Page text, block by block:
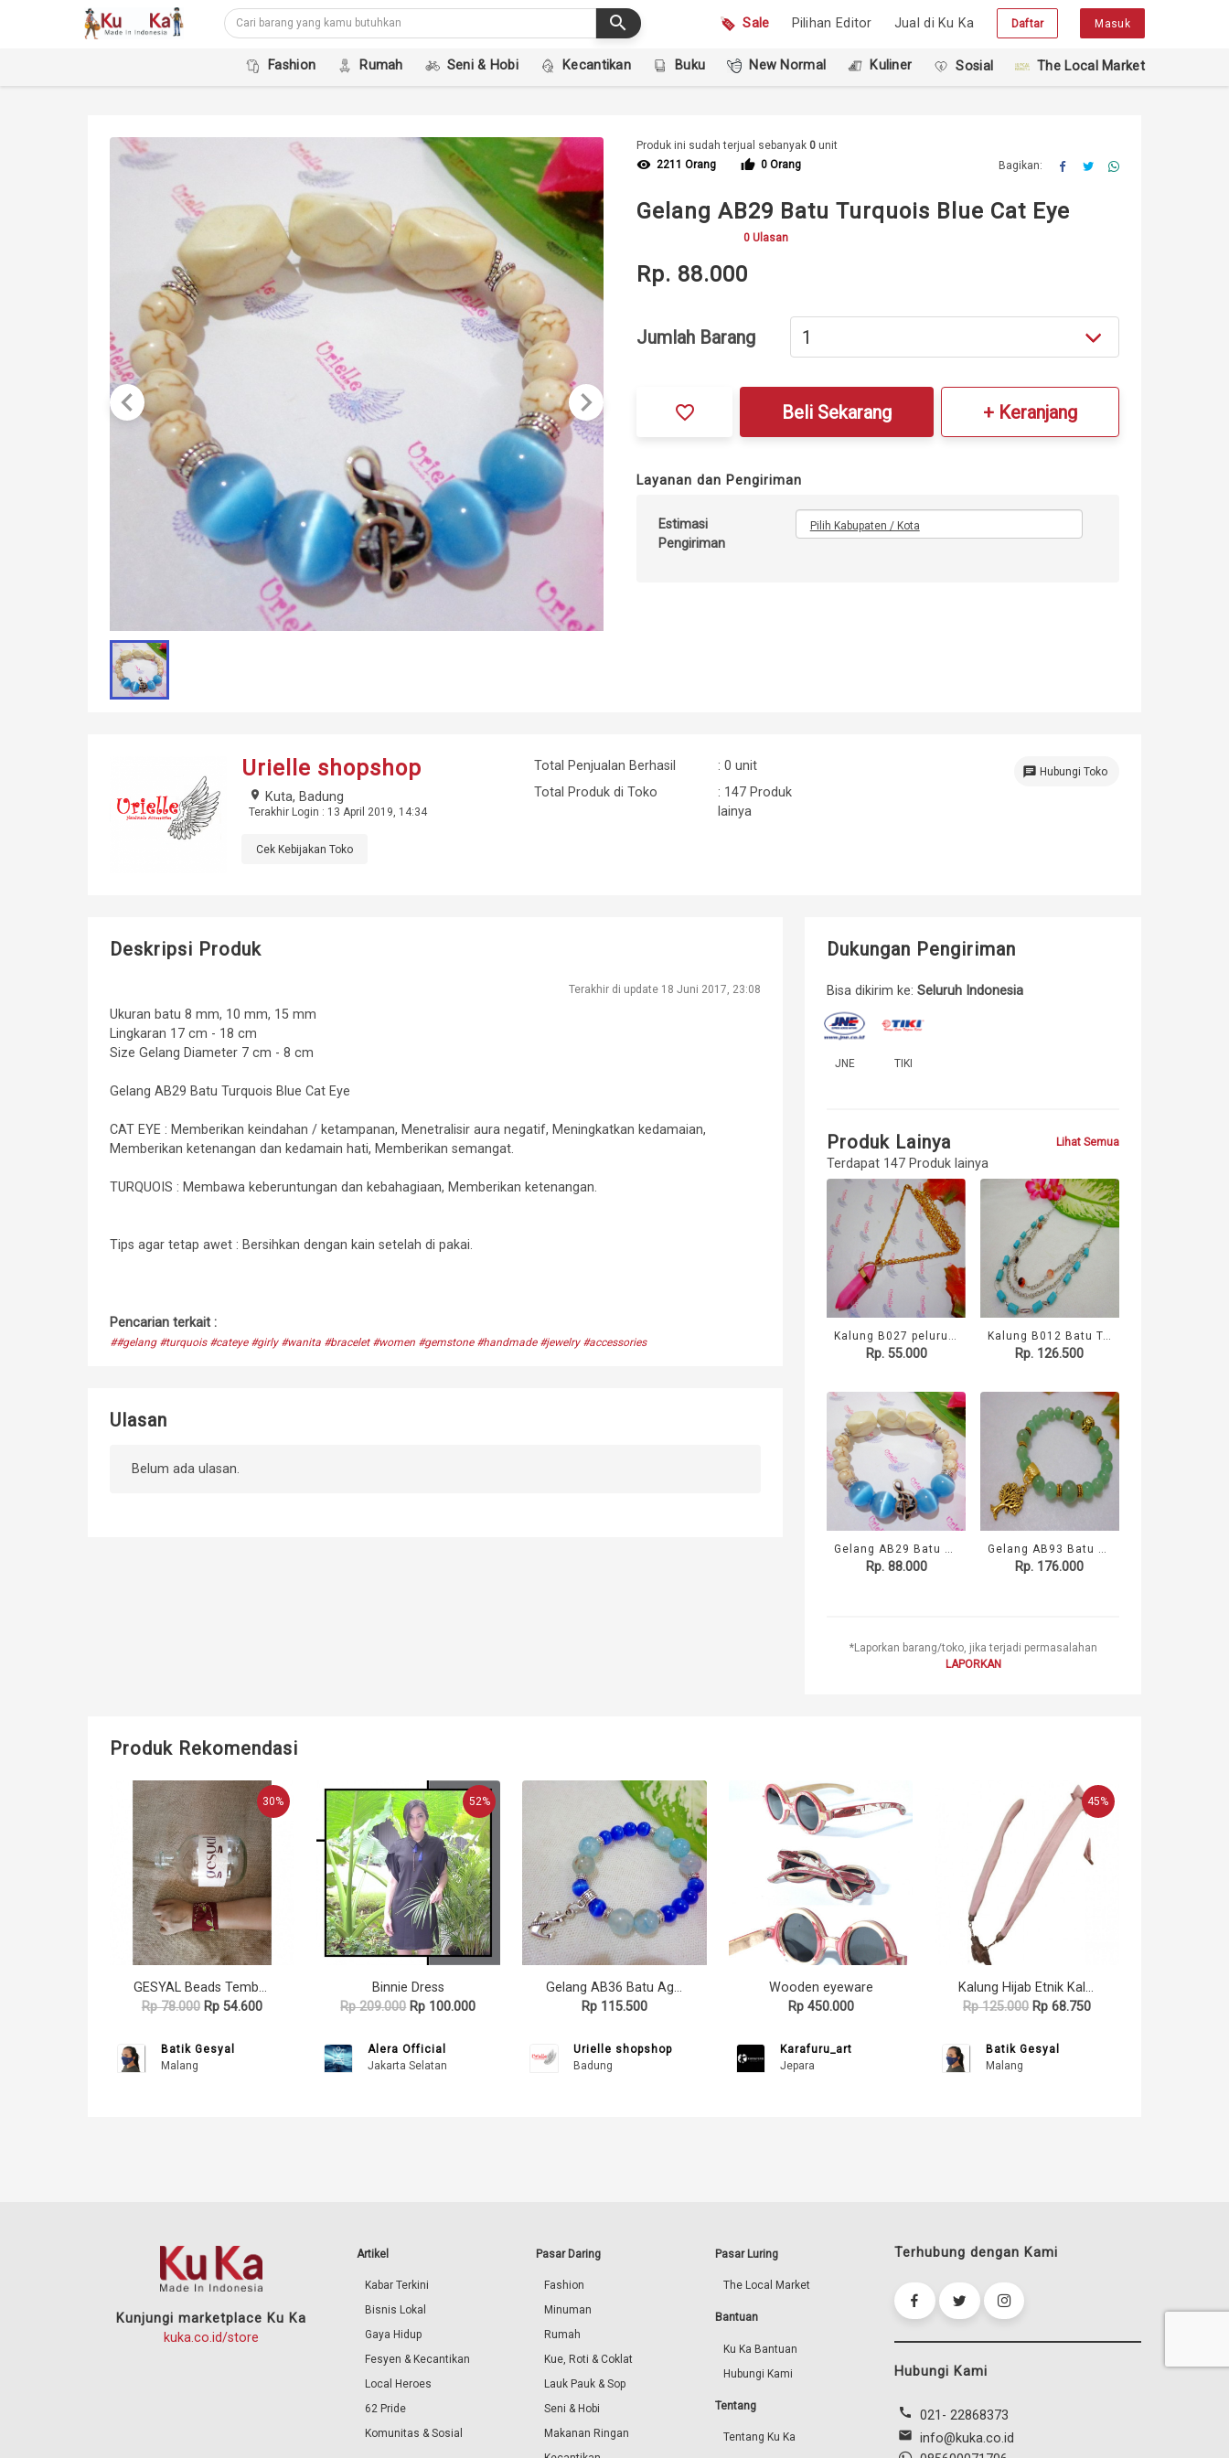
search Sale Pilihan Editor Jual di Ku Ka Daftar Masuk
Fashion Rumah Seni & Hobi Kecantikan Buku New Normal Kuliner Sosial The Local Market
keyboard_arrow_left keyboard_arrow_right
Produk ini sudah terjual sebanyak 0 unit
visibility 2211 Orang thumb_up 0 Orang Bagikan:
Gelang AB29 Batu Turquois Blue Cat Eye
0 Ulasan
Rp. 88.000
Jumlah Barang
favorite_border Beli Sekarang + Keranjang
Layanan dan Pengiriman
Estimasi
Pengiriman
Pilih Kabupaten / Kota
Urielle shopshop
place Kuta, Badung
Terakhir Login : 13 April 2019, 14:34
Cek Kebijakan Toko
Total Penjualan Berhasil
: 0 unit
Total Produk di Toko
: 147 Produk
lainya
chat Hubungi Toko
Deskripsi Produk
Terakhir di update 18 Juni 2017, 23:08
Ukuran batu 8 mm, 10 mm, 15 mm
Lingkaran 17 cm - 18 cm
Size Gelang Diameter 7 cm - 8 cm
Gelang AB29 Batu Turquois Blue Cat Eye
CAT EYE : Memberikan keindahan / ketampanan, Menetralisir aura negatif, Meningkatkan kedamaian,
Memberikan ketenangan dan kedamain hati, Memberikan semangat.
TURQUOIS : Membawa keberuntungan dan kebahagiaan, Memberikan ketenangan.
Tips agar tetap awet : Bersihkan dengan kain setelah di pakai.
Pencarian terkait :
##gelang #turquois #cateye #girly #wanita #bracelet #women #gemstone #handmade #jewelry #accessories
Ulasan
Belum ada ulasan.
Dukungan Pengiriman
Bisa dikirim ke:Seluruh Indonesia
JNE TIKI
Produk Lainya
Terdapat 147 Produk lainya
Lihat Semua
Kalung B027 peluru batu agate Pink
Rp. 55.000
Kalung B012 Batu Turquois & Batu Agate Rkp3
Rp. 126.500
Gelang AB29 Batu Turquois Blue Cat Eye
Rp. 88.000
Gelang AB93 Batu Nephrite App Tree Of Life
Rp. 176.000
*Laporkan barang/toko, jika terjadi permasalahan
LAPORKAN
Produk Rekomendasi
30%
GESYAL Beads Tembaga Box Gelang Batik - Dark Maroon
Rp 78.000Rp 54.600
Batik Gesyal
Malang
52%
Binnie Dress
Rp 209.000Rp 100.000
Alera Official
Jakarta Selatan
Gelang AB36 Batu Agate & Cat Eye Biru App Anchor
Rp 115.500
Urielle shopshop
Badung
Wooden eyeware
Rp 450.000
Karafuru_art
Jepara
45%
Kalung Hijab Etnik Kalung Tali Gamelan Kenong Kayu Kalung Syal Linen Pink 228 GESYAL
Rp 125.000 Rp 68.750
Batik Gesyal
Malang
Kunjungi marketplace Ku Ka
kuka.co.id/store
Artikel
Kabar Terkini
Bisnis Lokal
Gaya Hidup
Fesyen & Kecantikan
Local Heroes
62 Pride
Komunitas & Sosial
Pasar Daring
Fashion
Minuman
Rumah
Kue, Roti & Coklat
Lauk Pauk & Sop
Seni & Hobi
Makanan Ringan
Pasar Luring
The Local Market
Bantuan
Ku Ka Bantuan
Hubungi Kami
Tentang
Tentang Ku Ka
Terhubung dengan Kami
Hubungi Kami
call 021- 22868373
mail info@kuka.co.id